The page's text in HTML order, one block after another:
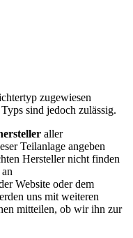
zugewiesen
sind jedoch zulässig.
aller
Teilanlage angeben
Hersteller nicht finden
Website oder dem
uns mit weiteren
mitteilen, ob wir ihn zur